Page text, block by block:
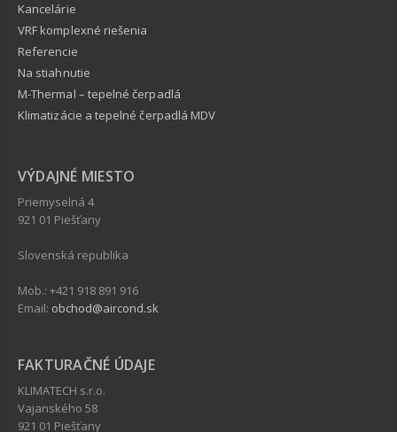
Kancelárie
VRF komplexné riešenia
Referencie
Na stiahnutie
M-Thermal – tepelné čerpadlá
Klimatizácie a tepelné čerpadlá MDV
VÝDAJNÉ MIESTO
Priemyselná 4
921 01 Piešťany
Slovenská republika
Mob.: +421 918 891 916
Email: obchod@aircond.sk
FAKTURAČNÉ ÚDAJE
KLIMATECH s.r.o.
Vajanského 58
921 01 Piešťany